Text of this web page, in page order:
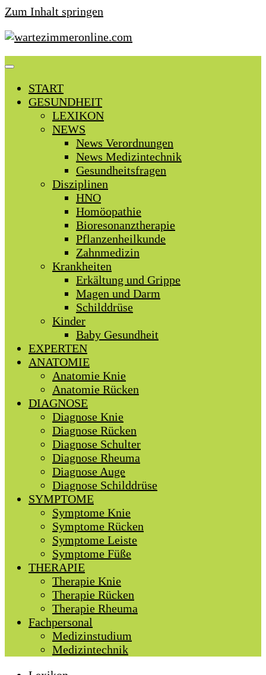
Zum Inhalt springen
START
GESUNDHEIT
LEXIKON
NEWS
News Verordnungen
News Medizintechnik
Gesundheitsfragen
Disziplinen
HNO
Homöopathie
Bioresonanztherapie
Pflanzenheilkunde
Zahnmedizin
Krankheiten
Erkältung und Grippe
Magen und Darm
Schilddrüse
Kinder
Baby Gesundheit
EXPERTEN
ANATOMIE
Anatomie Knie
Anatomie Rücken
DIAGNOSE
Diagnose Knie
Diagnose Rücken
Diagnose Schulter
Diagnose Rheuma
Diagnose Auge
Diagnose Schilddrüse
SYMPTOME
Symptome Knie
Symptome Rücken
Symptome Leiste
Symptome Füße
THERAPIE
Therapie Knie
Therapie Rücken
Therapie Rheuma
Fachpersonal
Medizinstudium
Medizintechnik